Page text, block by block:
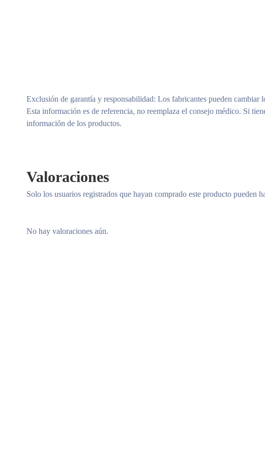
Exclusión de garantía y responsabilidad: Los fabricantes pueden cambiar
Esta información es de referencia, no reemplaza el consejo médico. Si
información de los productos.
Valoraciones
No hay valoraciones aún.
Solo los usuarios registrados que hayan comprado este producto pueden